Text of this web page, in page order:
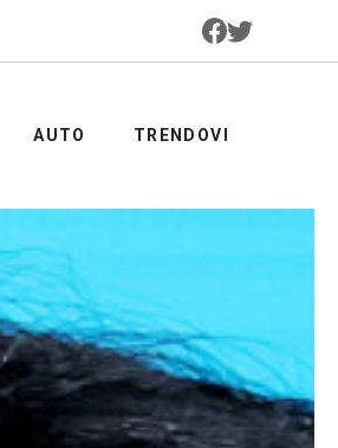
AUTO TRENDOVI